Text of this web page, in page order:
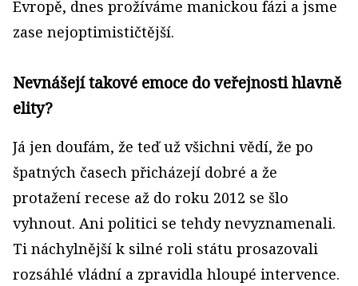
Evropě, dnes prožíváme manickou fázi a jsme
zase nejoptimističtější.
Nevnášejí takové emoce do veřejnosti hlavně
elity?
Já jen doufám, že teď už všichni vědí, že po
špatných časech přicházejí dobré a že
protažení recese až do roku 2012 se šlo
vyhnout. Ani politici se tehdy nevyznamenali.
Ti náchylnější k silné roli státu prosazovali
rozsáhlé vládní a zpravidla hloupé intervence.